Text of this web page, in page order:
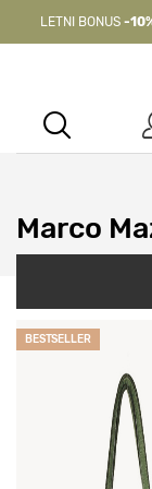
-10% kod:
Marco
BESTSELLER